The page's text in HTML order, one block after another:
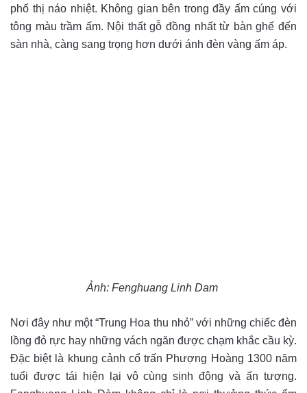
phố thị náo nhiệt. Không gian bên trong đầy ấm cúng với
tông màu trầm ấm. Nội thất gỗ đồng nhất từ bàn ghế đến
sàn nhà, càng sang trọng hơn dưới ánh đèn vàng ấm áp.
Ảnh: Fenghuang Linh Dam
Nơi đây như một “Trung Hoa thu nhỏ” với những chiếc đèn
lồng đỏ rực hay những vách ngăn được chạm khắc cầu kỳ.
Đặc biệt là khung cảnh cổ trấn Phượng Hoàng 1300 năm
tuổi được tái hiện lại vô cùng sinh động và ấn tượng.